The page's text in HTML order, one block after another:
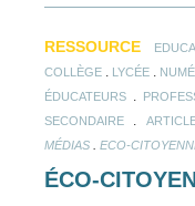
RESSOURCE
COLLÈGE LYCÉE
ÉDUCATEURS
SECONDAIRE
MÉDIAS
ECO-
ÉCO-